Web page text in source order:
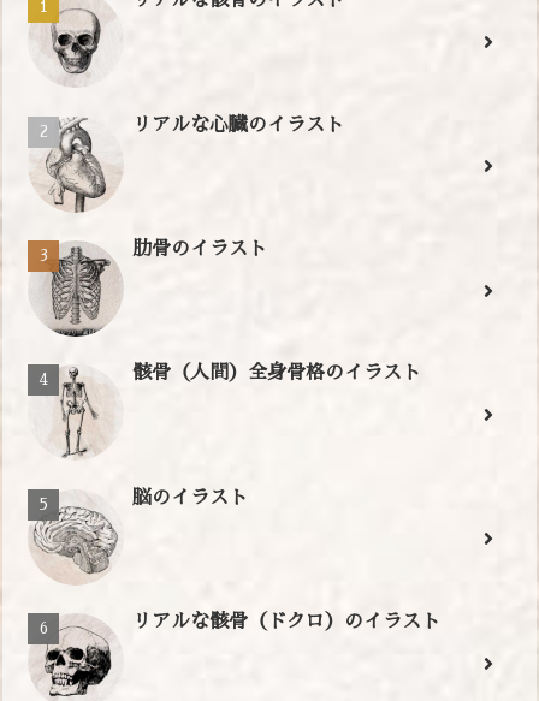
リアルな心臓のイラスト
肋骨のイラスト
骸骨（人間）全身骨格のイラスト
脳のイラスト
リアルな骸骨（ドクロ）のイラスト